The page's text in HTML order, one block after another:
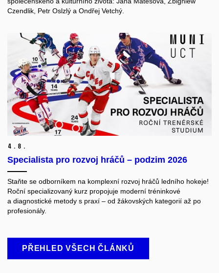
Czendlik, Petr Oslzlý a Ondřej Vetchý.
4. 8.
Specialista pro rozvoj hráčů – podzim 2026
Staňte se odborníkem na komplexní rozvoj hráčů ledního hokeje!
Roční specializovaný kurz propojuje moderní tréninkové
a diagnostické metody s praxí – od žákovských kategorií až po
profesionály.
PŘEHLED VŠECH ČLÁNKŮ